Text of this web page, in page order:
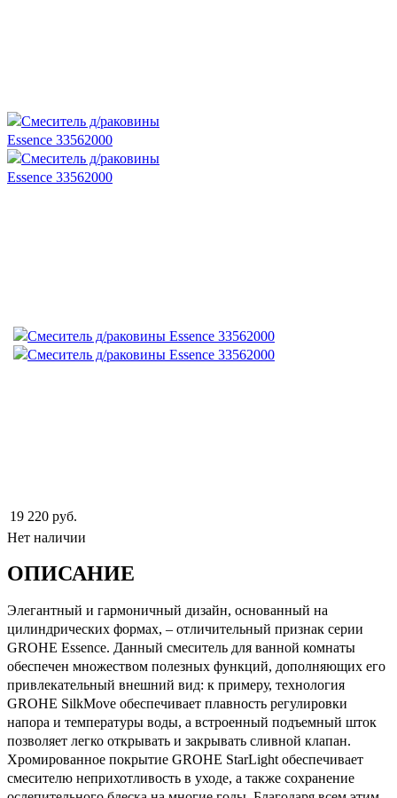
19 220 руб.
Нет наличии
ОПИСАНИЕ
Элегантный и гармоничный дизайн, основанный на
цилиндрических формах, – отличительный признак серии
GROHE Essence. Данный смеситель для ванной комнаты
обеспечен множеством полезных функций, дополняющих его
привлекательный внешний вид: к примеру, технология
GROHE SilkMove обеспечивает плавность регулировки
напора и температуры воды, а встроенный подъемный шток
позволяет легко открывать и закрывать сливной клапан.
Хромированное покрытие GROHE StarLight обеспечивает
смесителю неприхотливость в уходе, а также сохранение